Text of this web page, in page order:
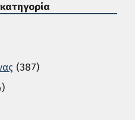
(387)